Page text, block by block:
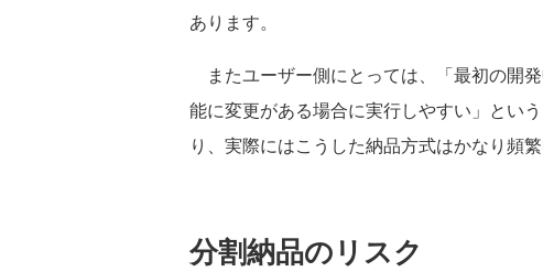
あります。
またユーザー側にとっては、「最初の開
能に変更がある場合に実行しやすい」とい
り、実際にはこうした納品方式はかなり頻繁
分割納品のリスク